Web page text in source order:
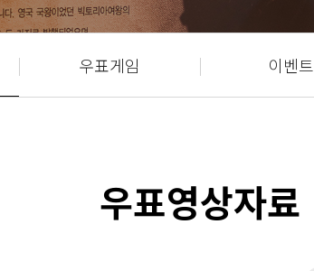
우표게임 이벤트
우표영상자료